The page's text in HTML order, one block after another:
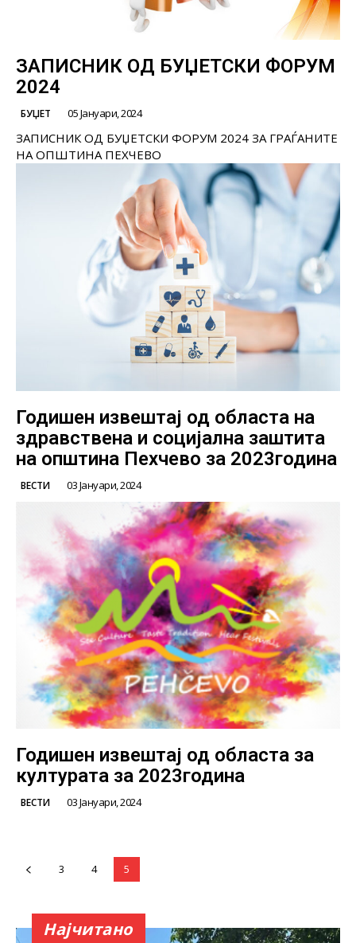
ЗАПИСНИК ОД БУЏЕТСКИ ФОРУМ
2024
БУЏЕТ 05 Јануари, 2024
ЗАПИСНИК ОД БУЏЕТСКИ ФОРУМ 2024 ЗА ГРАЃАНИТЕ
Годишен извештај од областа на
здравствена и социјална заштита
на општина Пехчево за 2023година
ВЕСТИ 03 Јануари, 2024
Годишен извештај од областа за
културата за 2023година
ВЕСТИ 03 Јануари, 2024
3 4 5
Најчитано